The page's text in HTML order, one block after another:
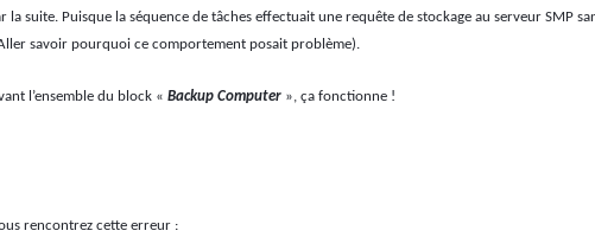
la suite. Puisque la séquence de tâches effectuait une requête de stockage au serveur SMP
savoir pourquoi ce comportement posait problème).
l’ensemble du block « Backup Computer », ça fonctionne !
rencontrez cette erreur :